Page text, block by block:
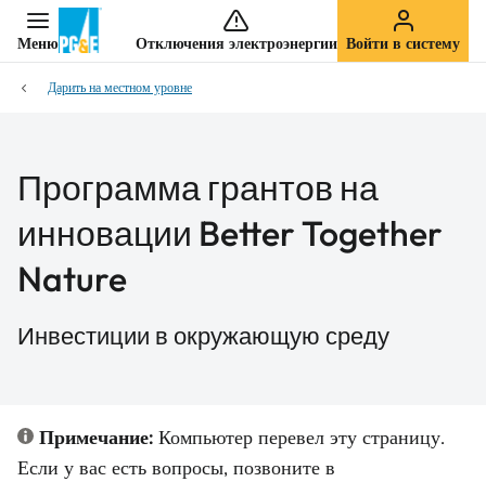
Меню Отключения электроэнергии Войти в систему
Дарить на местном уровне
Программа грантов на
инновации Better Together
Nature
Инвестиции в окружающую среду
Примечание: Компьютер перевел эту страницу.
Если у вас есть вопросы, позвоните в